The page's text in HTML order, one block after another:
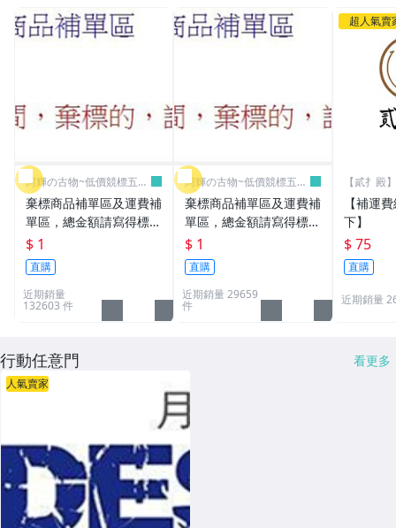
阿輝の古物~低價競標五六
日結標
棄標商品補單區及運費補
單區，總金額請寫得標商
品金額，運費請寫棄標商
品原設定之運費
$ 1
直購
近期銷量
132603 件
阿輝の古物~低價競標五六
日結標
棄標商品補單區及運費補
單區，總金額請寫得標商
品金額，運費請寫棄標商
品原設定之運費
$ 1
直購
近期銷量 29659
件
超人氣賣
【貳扌殿
【補運
下】
$ 75
直購
近期銷量
行動任意門 看更多
人氣賣家